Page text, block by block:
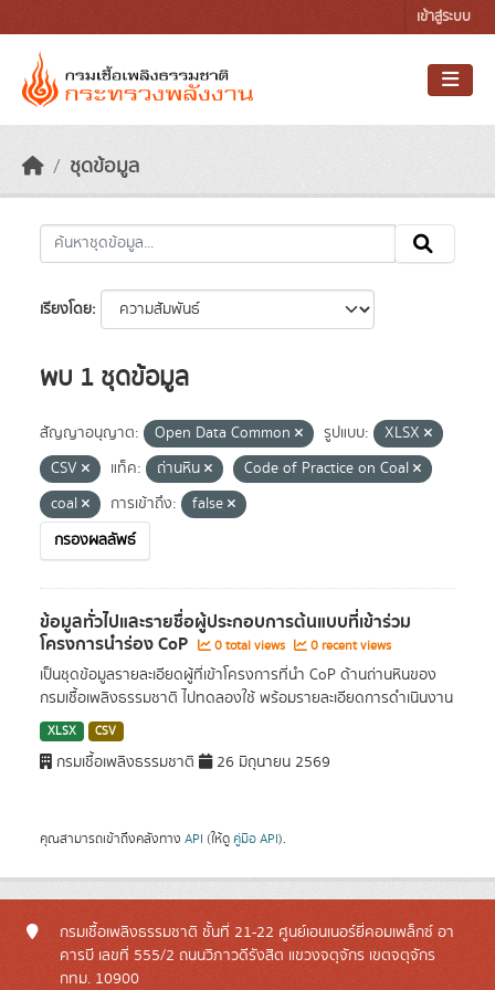
เข้าสู่ระบบ
ชุดข้อมูล
เรียงโดย
พบ 1 ชุดข้อมูล
สัญญาอนุญาต: Open Data Common รูปแบบ:
XLSX
CSV
แท็ค: ถ่านหิน
Code of Practice on Coal
coal
การเข้าถึง:
false
กรองผลลัพธ์
ข้อมูลทั่วไปและรายชื่อผู้ประกอบการต้นแบบที่เข้าร่วม
โครงการนำร่อง CoP 0 total views 0 recent views
เป็นชุดข้อมูลรายละเอียดผู้ที่เข้าโครงการที่นำ CoP ด้านถ่านหินของ
กรมเชื้อเพลิงธรรมชาติ ไปทดลองใช้ พร้อมรายละเอียดการดำเนินงาน
XLSX CSV
กรมเชื้อเพลิงธรรมชาติ 26 มิถุนายน 2569
คุณสามารถเข้าถึงคลังทาง API (ให้ดู คู่มือ API).
กรมเชื้อเพลิงธรรมชาติ ชั้นที่ 21-22 ศูนย์เอนเนอร์ยี่คอมเพล็กซ์ อา
คารบี เลขที่ 555/2 ถนนวิภาวดีรังสิต แขวงจตุจักร เขตจตุจักร
กทม. 10900